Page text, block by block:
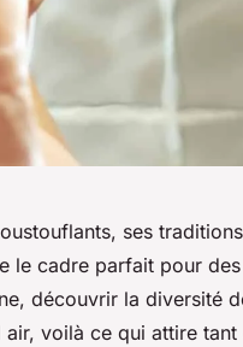
ses
le cadre parfait pour
découvrir la diversité
voilà ce qui attire